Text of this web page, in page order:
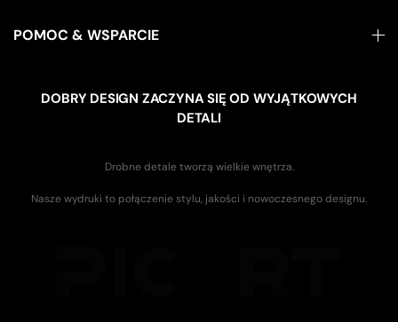
POMOC & WSPARCIE
DOBRY DESIGN ZACZYNA SIĘ OD WYJĄTKOWYCH
DETALI
Drobne detale tworzą wielkie wnętrza.
Nasze wydruki to połączenie stylu, jakości i nowoczesnego designu.